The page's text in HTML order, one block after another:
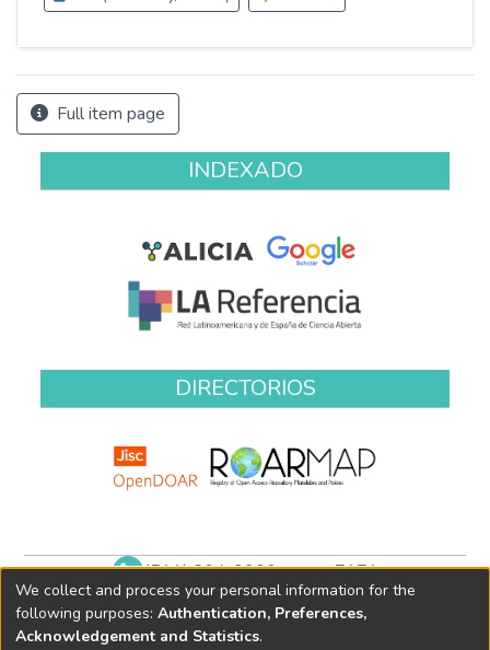
Full item page
INDEXADO
DIRECTORIOS
(511) 204-9900 anexo 7171
biblioteca@oefa.gob.pe
We collect and process your personal information for the
following purposes: Authentication, Preferences,
Acknowledgement and Statistics.